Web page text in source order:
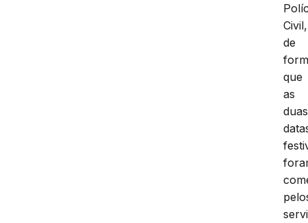
Civil,
de
que
as
duas